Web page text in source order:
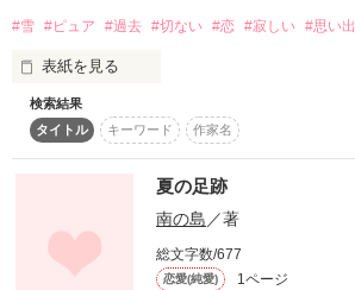
北風のように冷たく
寂しさで凍えてしまいそうな
その中でも時に訪れる温もりや優しさで
#雪 #ピュア #過去 #切ない #恋 #寂しい #思い出
表紙を見る
恋って不思議なパワーがあるの。
時にそれは、すごく残酷で
それでも恋してよかったと思えるのは
寒い冬にも温もりをくれるから。
検索結果
タイトル
キーワード 作家名
夏の足跡
南の島 ／著
総文字数/677
恋愛(純愛) 1ページ